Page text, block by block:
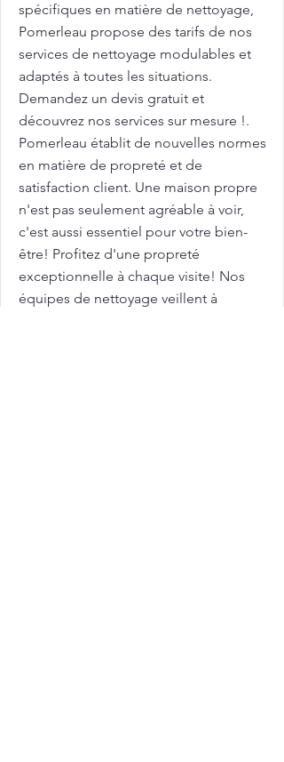
spécifiques en matière de nettoyage,
Pomerleau propose des tarifs de nos
services de nettoyage modulables et
adaptés à toutes les situations.
Demandez un devis gratuit et
découvrez nos services sur mesure !.
Pomerleau établit de nouvelles normes
en matière de propreté et de
satisfaction client. Une maison propre
n'est pas seulement agréable à voir,
c'est aussi essentiel pour votre bien-
être! Profitez d'une propreté
exceptionnelle à chaque visite! Nos
équipes de nettoyage veillent à